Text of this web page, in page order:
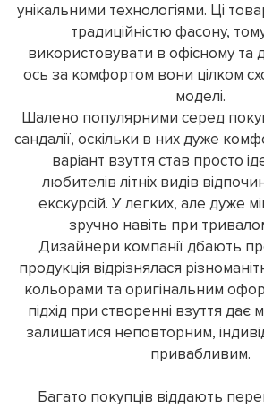
унікальними технологіями. Ці
традиційністю фасону,
використовувати в офісному та
ось за комфортом вони цілком
моделі.
Шалено популярними серед
сандалії, оскільки в них дуже
варіант взуття став просто
любителів літніх видів
екскурсій. У легких, але дуже
зручно навіть при
Дизайнери компанії дбають
продукція відрізнялася
кольорами та оригінальним
підхід при створенні взуття дає
залишатися неповторним,
привабливим.
Багато покупців віддають